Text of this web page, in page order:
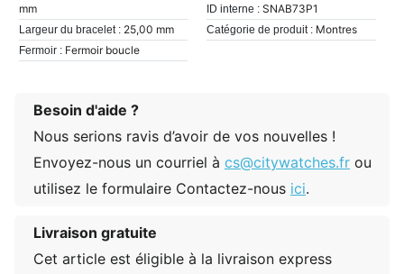
mm
Largeur du bracelet : 25,00 mm
Fermoir : Fermoir boucle
ID interne : SNAB73P1
Catégorie de produit : Montres
Besoin d'aide ?
Nous serions ravis d’avoir de vos nouvelles !
Envoyez-nous un courriel à cs@citywatches.fr ou
utilisez le formulaire Contactez-nous ici.
Livraison gratuite
Cet article est éligible à la livraison express